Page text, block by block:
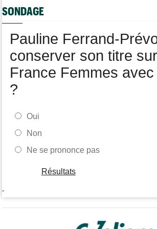
Joao Almeida a dû abandonner après une chute
SONDAGE
Pauline Ferrand-
conserver son titre
France Femmes
?
Oui
Non
Ne se prononce pas
Résultats
-